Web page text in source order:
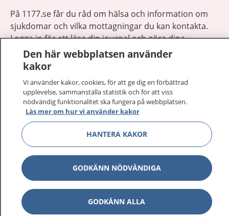
På 1177.se får du råd om hälsa och information om
sjukdomar och vilka mottagningar du kan kontakta.
Logga in för att läsa din journal och göra dina
vårdärenden. Ring telefonnummer 1177 för
sjukvårdsrådgivning dygnet runt.
1177 på flera språk Visa
Om 1177 Visa
Kontakt Visa
Den här webbplatsen använder
kakor
Vi använder kakor, cookies, för att ge dig en förbättrad
upplevelse, sammanställa statistik och för att viss
nödvändig funktionalitet ska fungera på webbplatsen.
Läs mer om hur vi använder kakor
HANTERA KAKOR
GODKÄNN NÖDVÄNDIGA
GODKÄNN ALLA